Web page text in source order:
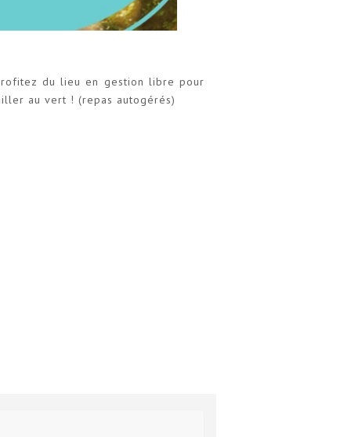
du lieu en gestion libre pour
au vert ! (repas autogérés)